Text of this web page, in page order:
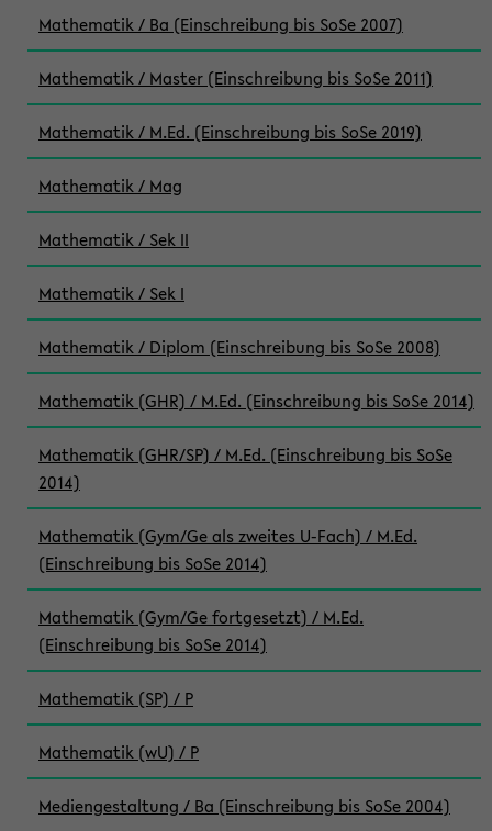
Mathematik / Ba (Einschreibung bis SoSe 2007)
Mathematik / Master (Einschreibung bis SoSe 2011)
Mathematik / M.Ed. (Einschreibung bis SoSe 2019)
Mathematik / Mag
Mathematik / Sek II
Mathematik / Sek I
Mathematik / Diplom (Einschreibung bis SoSe 2008)
Mathematik (GHR) / M.Ed. (Einschreibung bis SoSe 2014)
Mathematik (GHR/SP) / M.Ed. (Einschreibung bis SoSe
2014)
Mathematik (Gym/Ge als zweites U-Fach) / M.Ed.
(Einschreibung bis SoSe 2014)
Mathematik (Gym/Ge fortgesetzt) / M.Ed.
(Einschreibung bis SoSe 2014)
Mathematik (SP) / P
Mathematik (wU) / P
Mediengestaltung / Ba (Einschreibung bis SoSe 2004)